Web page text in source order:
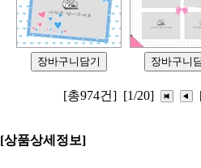
[총974건] [1/20]
[상품상세정보]